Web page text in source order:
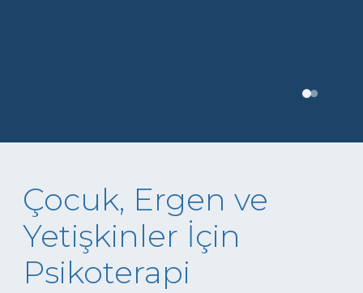
Çocuk, Ergen ve
Yetişkinler İçin
Psikoterapi